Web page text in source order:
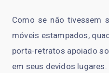
Como se não tivessem
móveis estampados,
porta-retratos apoiado
em seus devidos lugares.